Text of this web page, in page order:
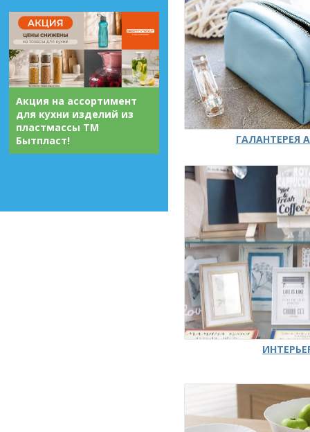
Акция на ассортимент
для кухни изделий из
пластмассы ТМ
Бытпласт!
ГАЛАНТЕРЕЯ